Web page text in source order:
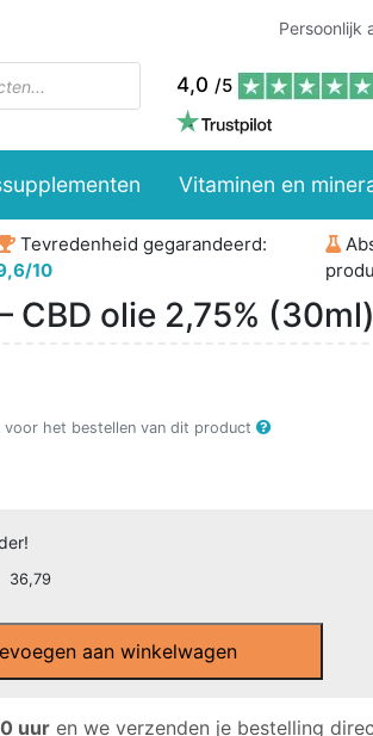
Persoonlijk
4,0 /5
Vitaminen en
Tevredenheid gegarandeerd:
10
CBD olie 2,75% (30ml)
het bestellen van dit product
36,79
aan winkelwagen
uuren we verzenden je bestelling